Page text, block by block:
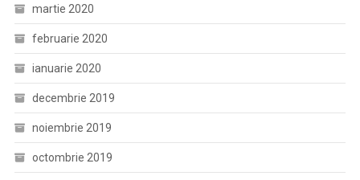
martie 2020
februarie 2020
ianuarie 2020
decembrie 2019
noiembrie 2019
octombrie 2019